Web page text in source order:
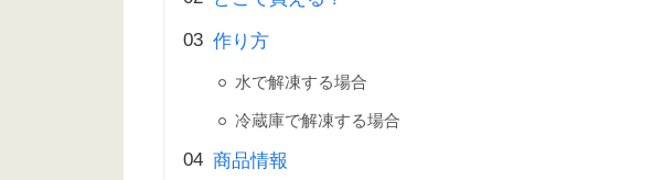
作り方
水で解凍する場合
冷蔵庫で解凍する場合
商品情報